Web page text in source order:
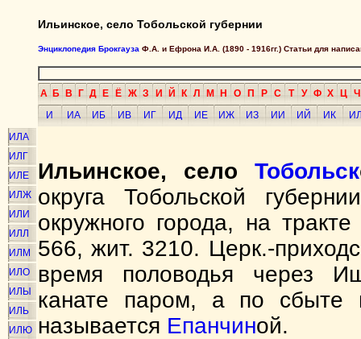
Ильинское, село Тобольской губернии
Энциклопедия Брокгауза Ф.А. и Ефрона И.А. (1890 - 1916гг.) Статьи для
А Б В Г Д Е Ё Ж З И Й К Л М Н О П Р С Т У Ф Х Ц Ч
И
ИА ИБ ИВ ИГ ИД ИЕ ИЖ ИЗ ИИ ИЙ ИК
ИЛА
ИЛГ
ИЛЕ
ИЛЖ
ИЛИ
ИЛЛ
ИЛМ
ИЛО
ИЛЫ
ИЛЬ
ИЛЮ
Ильинское, село Тобольск
округа Тобольской
окружного города, на
566, жит. 3210. Церк.-
время половодья через
канате паром, а по сбыте
называется Епанчиной.